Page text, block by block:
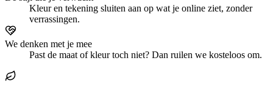
Kleur en tekening sluiten aan op wat je online ziet, zonder
verrassingen.
We denken met je mee
Past de maat of kleur toch niet? Dan ruilen we kosteloos om.